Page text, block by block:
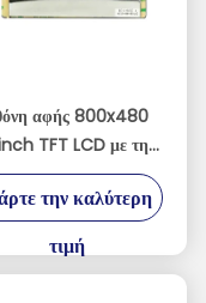
αφής 800x480
TFT LCD με τη
RGB διεπαφή
την καλύτερη
τιμή